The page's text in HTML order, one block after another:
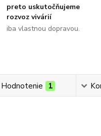
preto uskutočňujeme
rozvoz vivárií
iba vlastnou dopravou.
Hodnotenie 1